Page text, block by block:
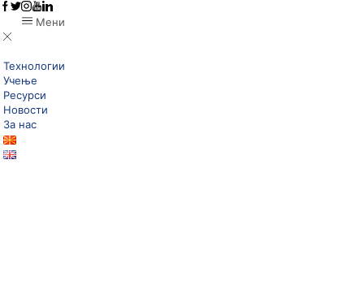
Мени
Технологии
Учење
Ресурси
Новости
За нас